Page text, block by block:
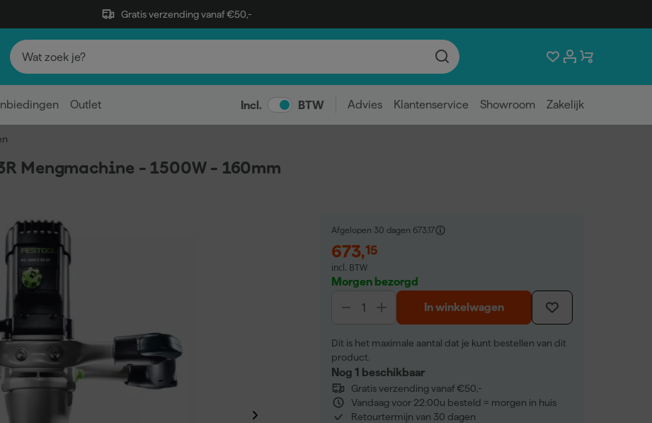
Gratis verzending vanaf €50,-
Outlet Incl. BTW Advies Klantenservice Showroom Zakelijk
Mengmachine - 1500W - 160mm
Afgelopen 30 dagen 673,17
673,15
incl. BTW
Morgen bezorgd
In winkelwagen
Dit is het maximale aantal dat je kunt bestellen van dit
product.
Nog 1 beschikbaar
Gratis verzending vanaf €50,-
Vandaag voor 22:00u besteld = morgen in huis
Retourtermijn van 30 dagen